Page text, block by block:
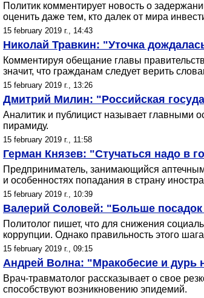
Политик комментирует новость о
оценить даже тем, кто далек от мира
15 february 2019 г., 14:43
Николай Травкин: "Уточка
Комментируя обещание главы
значит, что гражданам следует верить
15 february 2019 г., 13:26
Дмитрий Милин: "Российская
Аналитик и публицист называет главными
пирамиду.
15 february 2019 г., 11:58
Герман Князев: "Стучаться надо в
Предприниматель, занимающийся
и особенностях попадания в страну
15 february 2019 г., 10:39
Валерий Соловей: "Больше
Политолог пишет, что для снижения
коррупции. Однако правильность этого
15 february 2019 г., 09:15
Андрей Волна: "Мракобесие и дурь
Врач-травматолог рассказывает о свое
способствуют возникновению эпидемий.